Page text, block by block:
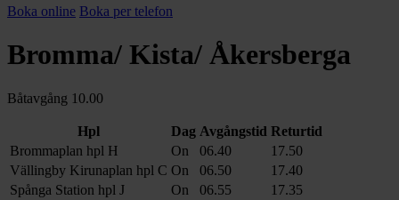
Boka online Boka per telefon
Bromma/ Kista/ Åkersberga
Båtavgång 10.00
Hpl Dag Avgångstid Returtid
Brommaplan hpl H
On 06.40
17.50
Vällingby Kirunaplan hpl C On 06.50
17.40
Spånga Station hpl J
On 06.55
17.35